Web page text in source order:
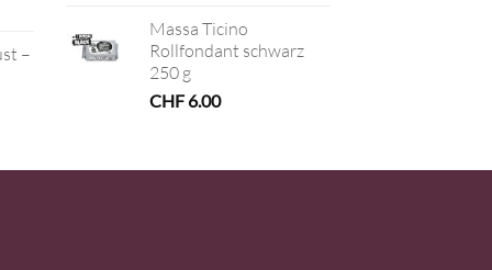
–
Massa Ticino
Rollfondant schwarz
250 g
CHF6.00